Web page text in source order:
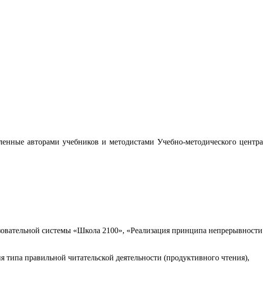
авторами учебников и методистами Учебно-методического центра
системы «Школа 2100», «Реализация принципа непрерывности
правильной читательской деятельности (продуктивного чтения),